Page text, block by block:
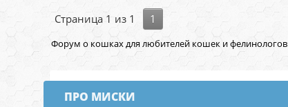
Страница 1 из 1 1
Форум о кошках для любителей кошек и фелинологов
ПРО МИСКИ